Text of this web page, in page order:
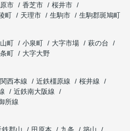
市 香芝市
桜井市
町 天理市 生駒市
生駒郡斑鳩町
町 小泉町 大字市場
萩の台
町
大字大野
関西本線 近鉄橿原線
桜井線
近鉄南大阪線
所線